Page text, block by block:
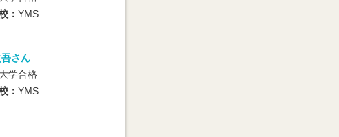
： YMS
さん
学合格
： YMS